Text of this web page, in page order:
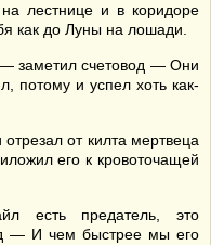
лестнице и в коридоре
как до Луны на лошади.
заметил счетовод — Они
потому и успел хоть как-
от килта мертвеца
его к кровоточащей
есть предатель, это
— И чем быстрее мы его